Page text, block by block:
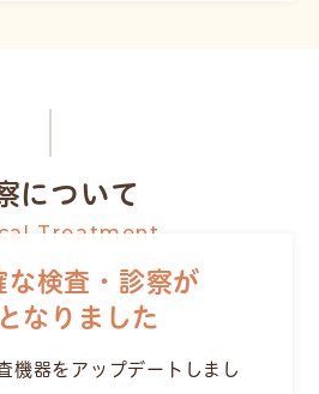
について
Treatment
な検査・診察が
なりました
機器をアップデートしまし